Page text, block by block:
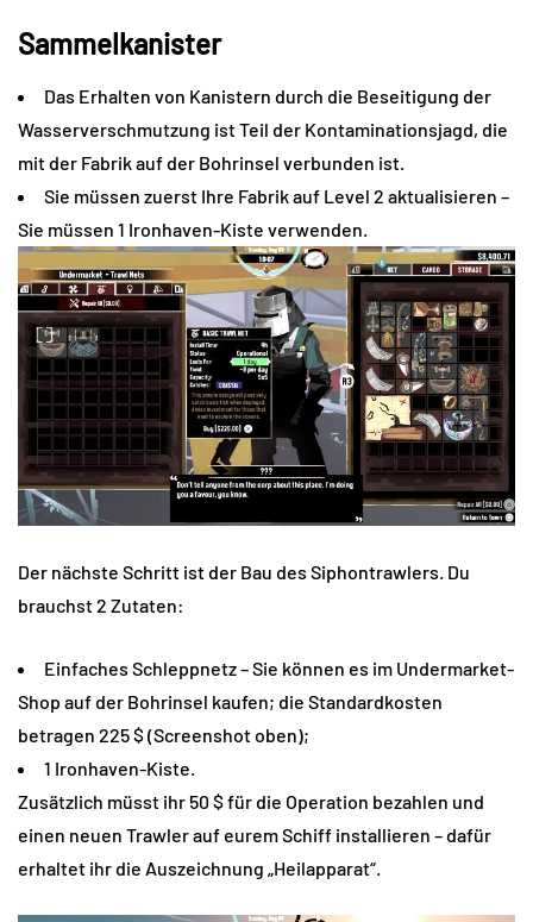
Sammelkanister
Das Erhalten von Kanistern durch die Beseitigung der
Wasserverschmutzung ist Teil der Kontaminationsjagd, die
mit der Fabrik auf der Bohrinsel verbunden ist.
Sie müssen zuerst Ihre Fabrik auf Level 2 aktualisieren –
Sie müssen 1 Ironhaven-Kiste verwenden.
Der nächste Schritt ist der Bau des Siphontrawlers. Du
brauchst 2 Zutaten:
Einfaches Schleppnetz – Sie können es im Undermarket-
Shop auf der Bohrinsel kaufen; die Standardkosten
betragen 225 $ (Screenshot oben);
1 Ironhaven-Kiste.
Zusätzlich müsst ihr 50 $ für die Operation bezahlen und
einen neuen Trawler auf eurem Schiff installieren – dafür
erhaltet ihr die Auszeichnung „Heilapparat“.